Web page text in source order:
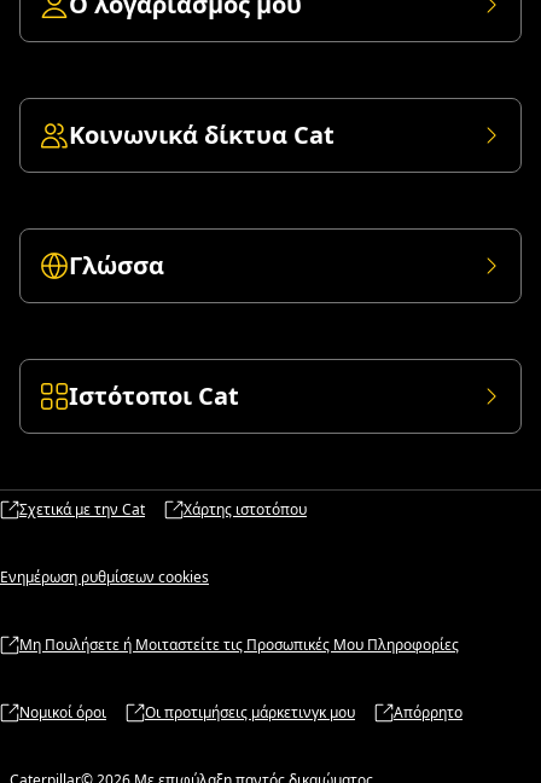
Κοινωνικά δίκτυα Cat
Γλώσσα
Ιστότοποι Cat
Σχετικά με την Cat Χάρτης ιστοτόπου
Ενημέρωση ρυθμίσεων cookies
Μη Πουλήσετε ή Μοιταστείτε τις Προσωπικές Μου Πληροφορίες
Νομικοί όροι Οι προτιμήσεις μάρκετινγκ μου Απόρρητο